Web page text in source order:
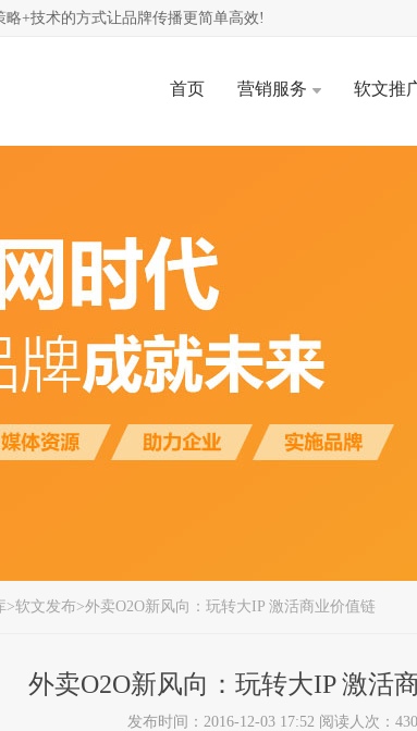
+技术的方式让品牌传播更简单高效!
首页 营销服务 软文推
>软文发布>外卖O2O新风向：玩转大IP 激活商业价值链
外卖O2O新风向：玩转大IP 激活
发布时间：2016-12-03 17:52 阅读人次：